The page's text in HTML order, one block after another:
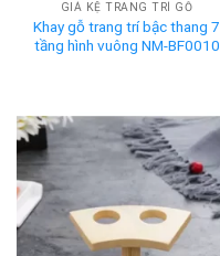
GIÁ KỆ TRANG TRÍ GỖ
Khay gỗ trang trí bậc thang 7
tầng hình vuông NM-BF0010